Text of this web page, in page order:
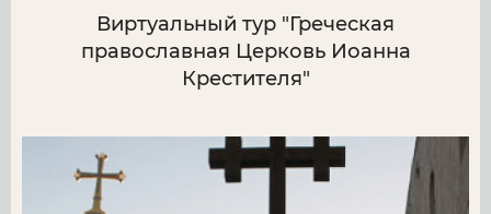
Виртуальный тур "Греческая
православная Церковь Иоанна
Крестителя"